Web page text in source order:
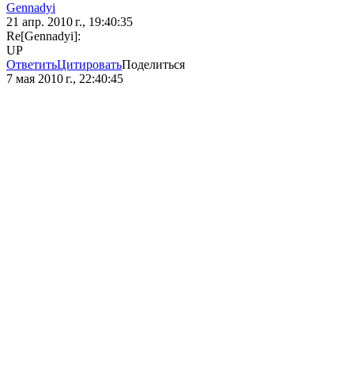
Gennadyi
21 апр. 2010 г., 19:40:35
Re[Gennadyi]:
UP
ОтветитьЦитироватьПоделиться
7 мая 2010 г., 22:40:45